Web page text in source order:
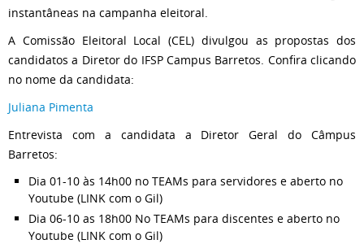
instantâneas na campanha eleitoral.
A Comissão Eleitoral Local (CEL) divulgou as propostas dos
candidatos a Diretor do IFSP Campus Barretos. Confira clicando
no nome da candidata:
Juliana Pimenta
Entrevista com a candidata a Diretor Geral do Câmpus
Barretos:
Dia 01-10 às 14h00 no TEAMs para servidores e aberto no
Youtube (LINK com o Gil)
Dia 06-10 as 18h00 No TEAMs para discentes e aberto no
Youtube (LINK com o Gil)